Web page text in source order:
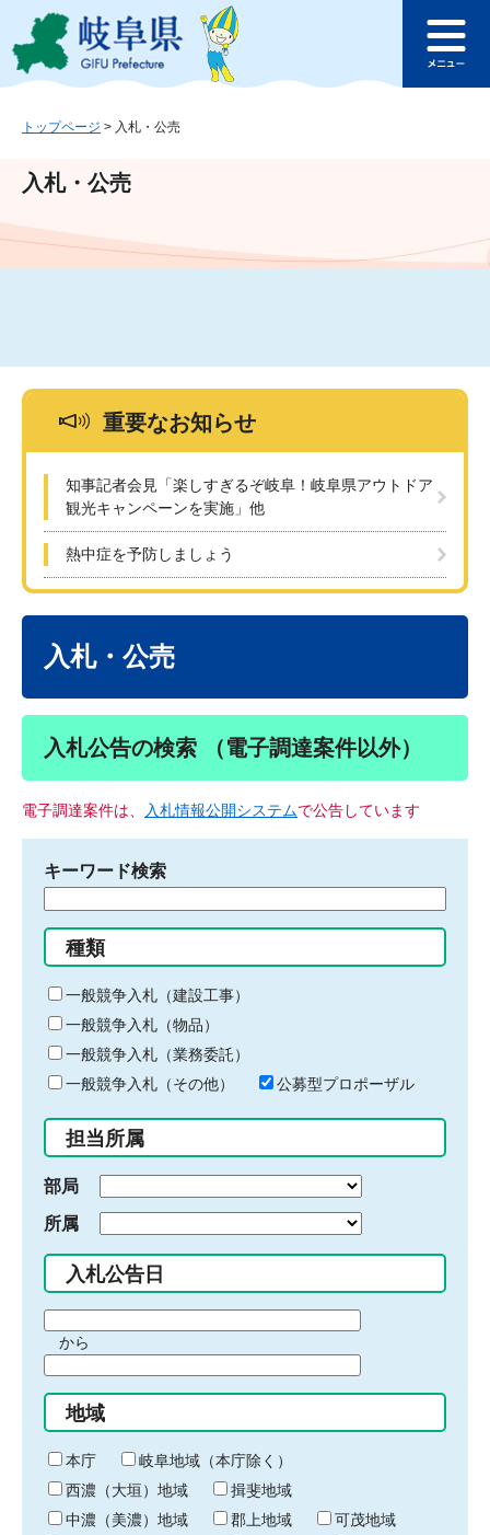
ジ
ュ
文
このページの本文へ
ュ
トップページ > 入札・公売
入札・公売
重要なお知らせ
知事記者会見「楽しすぎるぞ岐阜！岐阜県アウトドア
観光キャンペーンを実施」他
熱中症を予防しましょう
入札・公売
入札公告の検索 （電子調達案件以外）
電子調達案件は、 入札情報公開システムで公告しています
キーワード検索
る
キ
ー
ワ
ー
ド
入
力
種類
一般競争入札（建設工事）
一般競争入札（物品）
一般競争入札（業務委託）
一般競争入札（その他）
公募型プロポーザル
担当所属
部局
所属
入札公告日
間
始
り
から
間
終
わ
り
地域
本庁
岐阜地域（本庁除く）
西濃（大垣）地域
揖斐地域
中濃（美濃）地域
郡上地域
可茂地域